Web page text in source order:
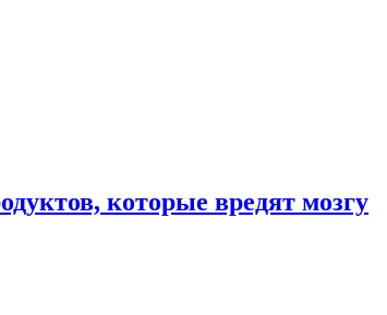
которые вредят мозгу